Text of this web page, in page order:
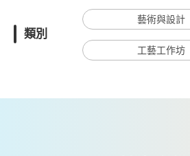
類別
藝術與設計
工藝工作坊